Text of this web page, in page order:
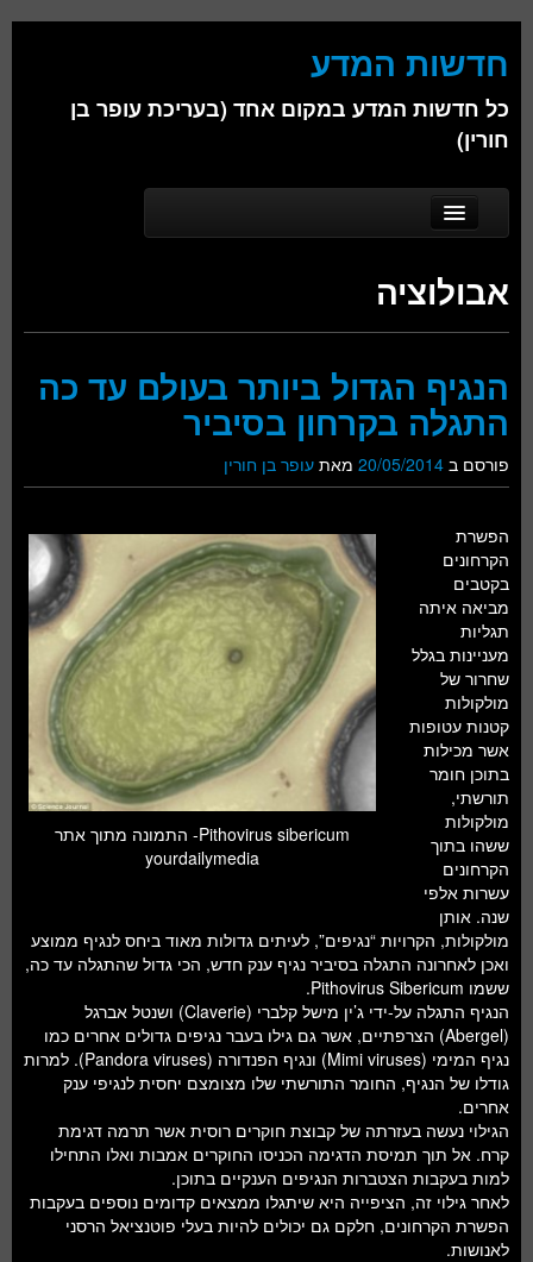
חדשות המדע
כל חדשות המדע במקום אחד (בעריכת עופר בן
חורין)
Main menu
Skip to primary content
Skip to secondary content
אודות
כימיה
פיזיקה
חברה
חלל ומדעי כדור הארץ
עתידנות
סקירות ספרים
טעימות מדע
אבולוציה
הנגיף הגדול ביותר בעולם עד כה
התגלה בקרחון בסיביר
פורסם ב 20/05/2014 מאת עופר בן חורין
Pithovirus sibericum- התמונה מתוך אתר
yourdailymedia
הפשרת
הקרחונים
בקטבים
מביאה איתה
תגליות
מעניינות בגלל
שחרור של
מולקולות
קטנות עטופות
אשר מכילות
בתוכן חומר
תורשתי,
מולקולות
ששהו בתוך
הקרחונים
עשרות אלפי
שנה. אותן
מולקולות, הקרויות “נגיפים”, לעיתים גדולות מאוד ביחס לנגיף ממוצע
ואכן לאחרונה התגלה בסיביר נגיף ענק חדש, הכי גדול שהתגלה עד כה,
ששמו Pithovirus Sibericum.
הנגיף התגלה על-ידי ג’ין מישל קלברי (Claverie) ושנטל אברגל
(Abergel) הצרפתיים, אשר גם גילו בעבר נגיפים גדולים אחרים כמו
נגיף המימי (Mimi viruses) ונגיף הפנדורה (Pandora viruses). למרות
גודלו של הנגיף, החומר התורשתי שלו מצומצם יחסית לנגיפי ענק
אחרים.
הגילוי נעשה בעזרתה של קבוצת חוקרים רוסית אשר תרמה דגימת
קרח. אל תוך תמיסת הדגימה הכניסו החוקרים אמבות ואלו התחילו
למות בעקבות הצטברות הנגיפים הענקיים בתוכן.
לאחר גילוי זה, הציפייה היא שיתגלו ממצאים קדומים נוספים בעקבות
הפשרת הקרחונים, חלקם גם יכולים להיות בעלי פוטנציאל הרסני
לאנושות.